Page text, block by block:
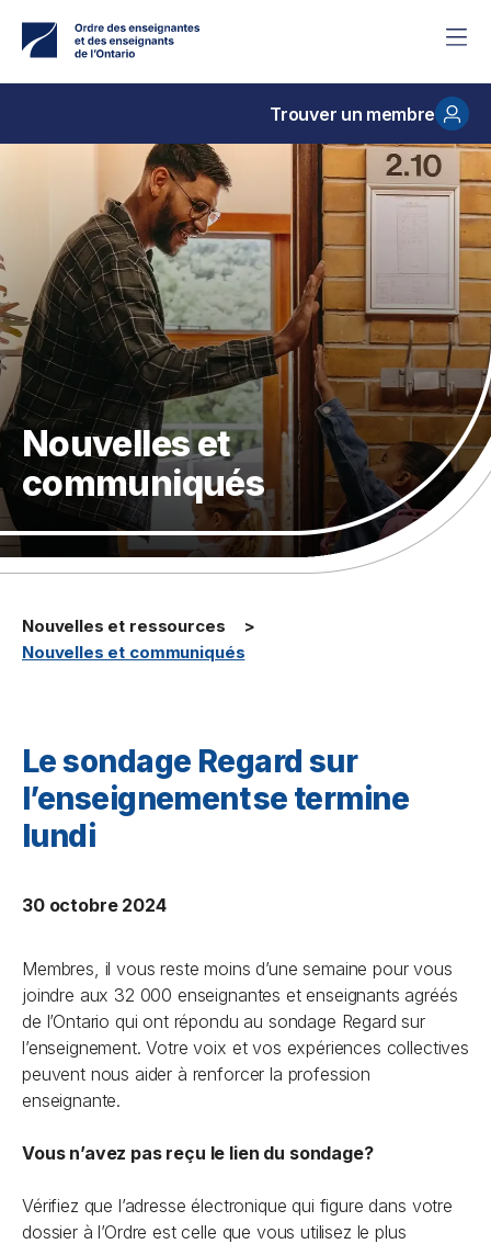
contenu
Trouver un membre
Nouvelles et
communiqués
Nouvelles et ressources
Nouvelles et communiqués
Le sondage Regard sur
l’enseignement se termine
lundi
30 octobre 2024
Membres, il vous reste moins d’une semaine pour vous
joindre aux 32 000 enseignantes et enseignants agréés
de l’Ontario qui ont répondu au sondage Regard sur
l’enseignement. Votre voix et vos expériences collectives
peuvent nous aider à renforcer la profession
enseignante.
Vous n’avez pas reçu le lien du sondage?
Vérifiez que l’adresse électronique qui figure dans votre
dossier à l’Ordre est celle que vous utilisez le plus